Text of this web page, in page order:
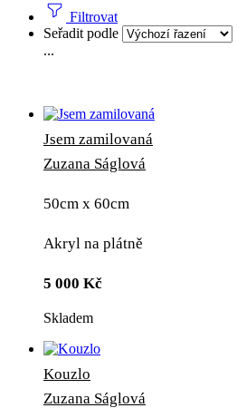
Filtrovat
Seřadit podle
...
Jsem zamilovaná
Zuzana Ságlová
50cm x 60cm
Akryl na plátně
5 000 Kč
Skladem
Kouzlo
Zuzana Ságlová